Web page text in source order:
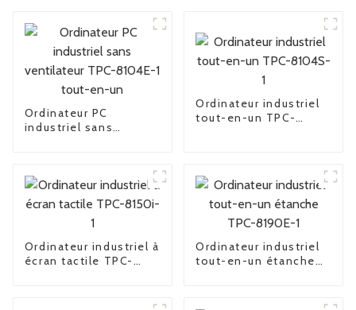
Ordinateur PC
industriel sans
Ordinateur industriel
tout-en-un TPC-
Ordinateur industriel à
écran tactile TPC-
Ordinateur industriel
tout-en-un étanche